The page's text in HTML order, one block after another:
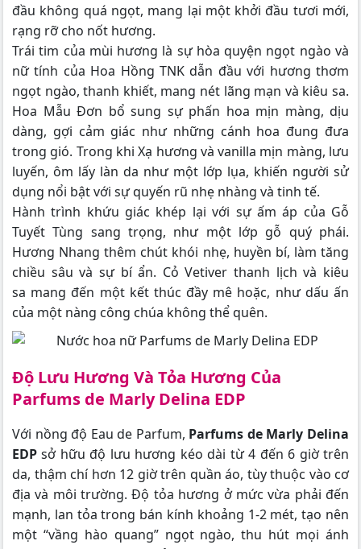
đầu không quá ngọt, mang lại một khởi đầu tươi mới,
rạng rỡ cho nốt hương.
Trái tim của mùi hương là sự hòa quyện ngọt ngào và
nữ tính của Hoa Hồng TNK dẫn đầu với hương thơm
ngọt ngào, thanh khiết, mang nét lãng mạn và kiêu sa.
Hoa Mẫu Đơn bổ sung sự phấn hoa mịn màng, dịu
dàng, gợi cảm giác như những cánh hoa đung đưa
trong gió. Trong khi Xạ hương và vanilla mịn màng, lưu
luyến, ôm lấy làn da như một lớp lụa, khiến người sử
dụng nổi bật với sự quyến rũ nhẹ nhàng và tinh tế.
Hành trình khứu giác khép lại với sự ấm áp của Gỗ
Tuyết Tùng sang trọng, như một lớp gỗ quý phái.
Hương Nhang thêm chút khói nhẹ, huyền bí, làm tăng
chiều sâu và sự bí ẩn. Cỏ Vetiver thanh lịch và kiêu
sa mang đến một kết thúc đầy mê hoặc, như dấu ấn
của một nàng công chúa không thể quên.
Độ Lưu Hương Và Tỏa Hương Của
Parfums de Marly Delina EDP
Với nồng độ Eau de Parfum, Parfums de Marly Delina
EDP sở hữu độ lưu hương kéo dài từ 4 đến 6 giờ trên
da, thậm chí hơn 12 giờ trên quần áo, tùy thuộc vào cơ
địa và môi trường. Độ tỏa hương ở mức vừa phải đến
mạnh, lan tỏa trong bán kính khoảng 1-2 mét, tạo nên
một “vầng hào quang” ngọt ngào, thu hút mọi ánh